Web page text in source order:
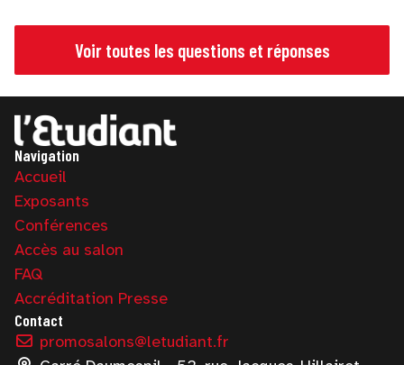
Voir toutes les questions et réponses
Navigation
Accueil
Exposants
Conférences
Accès au salon
FAQ
Accréditation Presse
Contact
promosalons@letudiant.fr